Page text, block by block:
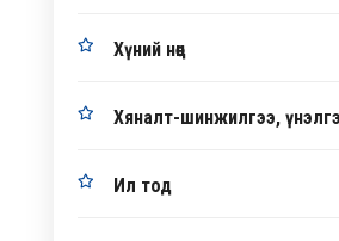
Хүний нөөц
Хяналт-шинжилгээ,
Ил тод